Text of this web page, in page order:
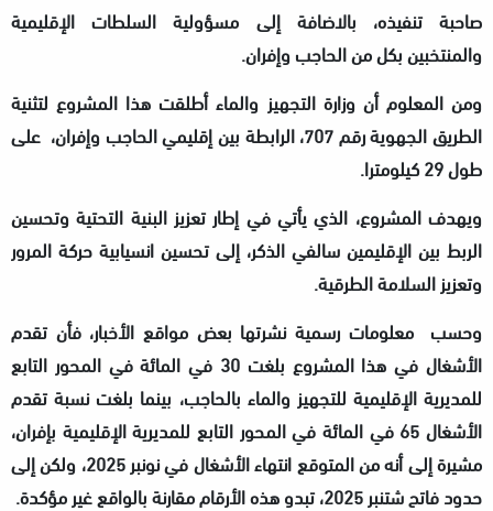
صاحبة تنفيذه، بالاضافة إلى مسؤولية السلطات الإقليمية
والمنتخبين بكل من الحاجب وإفران.
ومن المعلوم أن وزارة التجهيز والماء أطلقت هذا المشروع لتثنية
الطريق الجهوية رقم 707، الرابطة بين إقليمي الحاجب وإفران، على
طول 29 كيلومترا.
ويهدف المشروع، الذي يأتي في إطار تعزيز البنية التحتية وتحسين
الربط بين الإقليمين سالفي الذكر، إلى تحسين انسيابية حركة المرور
وتعزيز السلامة الطرقية.
وحسب معلومات رسمية نشرتها بعض مواقع الأخبار، فأن تقدم
الأشغال في هذا المشروع بلغت 30 في المائة في المحور التابع
للمديرية الإقليمية للتجهيز والماء بالحاجب، بينما بلغت نسبة تقدم
الأشغال 65 في المائة في المحور التابع للمديرية الإقليمية بإفران،
مشيرة إلى أنه من المتوقع انتهاء الأشغال في نونبر 2025، ولكن إلى
حدود فاتح شتنبر 2025، تبدو هذه الأرقام مقارنة بالواقع غير مؤكدة.